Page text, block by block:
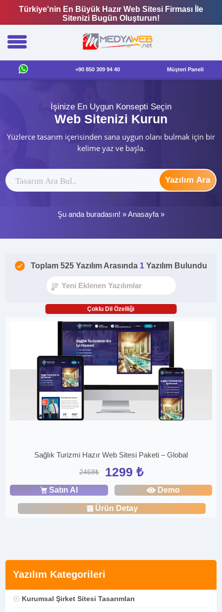
Türkiye'nin En Büyük Hazır Web Sitesi Firması İle
Sitenizi Bugün Oluşturun!
+90 850 309 94 40 Müşteri Paneli
İşinize En Uygun Konsepti Seçin
Web Sitenizi Kurun
Yüzlerce tasarım içerisinden sana uygun olanı bulmak için bir
kelime yaz ve başla.
Yazılım Ara
ytag
Şu anda buradasın! »Anasayfa »
Yazılım Kategorileri
Kurumsal Şirket Sitesi Tasarımları
Toplam 525 Yazılım Arasında 1 Yazılım Bulundu
Çoklu Dil Özelliği
Sağlık Turizmi Hazır Web Sitesi Paketi – Global
2468₺ 1299 ₺
Satın Al Demo
Ürün Detay